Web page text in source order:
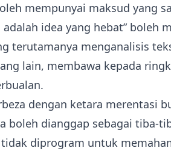
mempunyai maksud yang
idea yang hebat” boleh
terutamanya menganalisis
lain, membawa kepada
dengan ketara merentasi
boleh dianggap sebagai tiba-
diprogram untuk